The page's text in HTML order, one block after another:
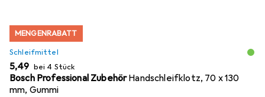
MENGENRABATT
Schleifmittel
EUR
5,49 bei 4 Stück
Bosch Professional ZubehörHandschleifklotz, 70 x 130
mm, Gummi